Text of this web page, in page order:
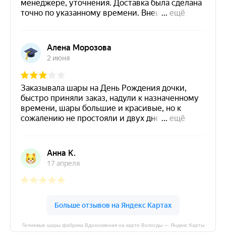
Гелиевые шары фабрика Вдохновения на карте Вологды — Яндекс Карты